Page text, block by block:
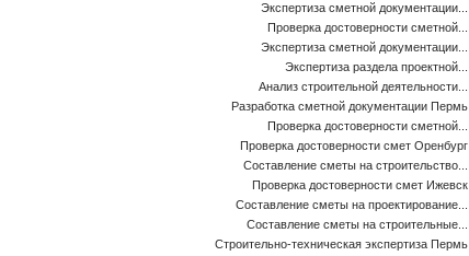
Экспертиза сметной документации...
Проверка достоверности сметной...
Экспертиза сметной документации...
Экспертиза раздела проектной...
Анализ строительной деятельности...
Разработка сметной документации Пермь
Проверка достоверности сметной...
Проверка достоверности смет Оренбург
Составление сметы на строительство...
Проверка достоверности смет Ижевск
Составление сметы на проектирование...
Составление сметы на строительные...
Строительно-техническая экспертиза Пермь